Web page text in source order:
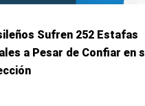
Sufren 252 Estafas
a Pesar de Confiar en